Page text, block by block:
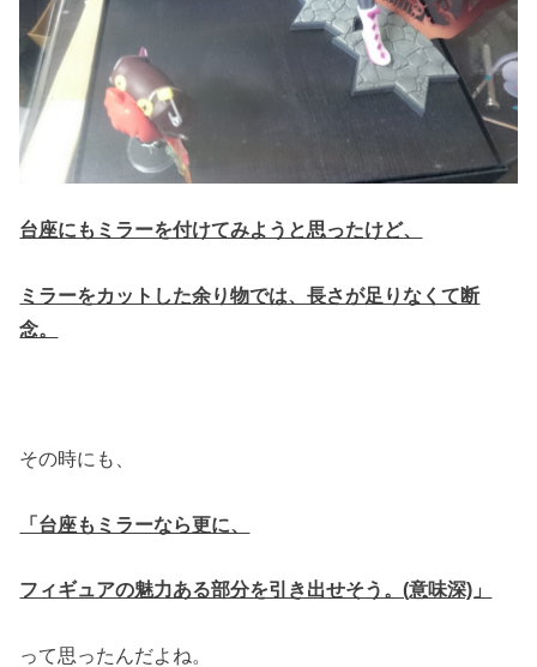
台座にもミラーを付けてみようと思ったけど、
ミラーをカットした余り物では、長さが足りなくて断
念。
その時にも、
「台座もミラーなら更に、
フィギュアの魅力ある部分を引き出せそう。(意味深)」
って思ったんだよね。